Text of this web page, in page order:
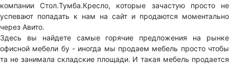
компании Стол.Тумба.Кресло, которые зачастую просто не
успевают попадать к нам на сайт и продаются моментально
через Авито.
Здесь вы найдете самые горячие предложения на рынке
офисной мебели бу - иногда мы продаем мебель просто чтобы
та не занимала складские площади. И такая мебель продается